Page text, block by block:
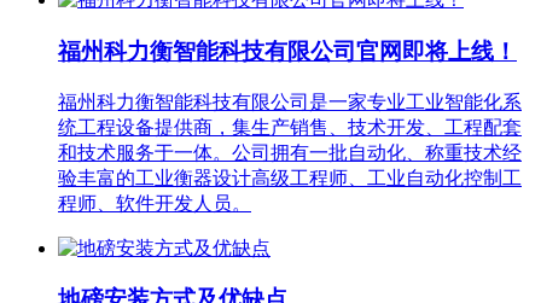
福州科力衡智能科技有限公司官网即将上线！
福州科力衡智能科技有限公司是一家专业工业智能化系
统工程设备提供商，集生产销售、技术开发、工程配套
和技术服务于一体。公司拥有一批自动化、称重技术经
验丰富的工业衡器设计高级工程师、工业自动化控制工
程师、软件开发人员。